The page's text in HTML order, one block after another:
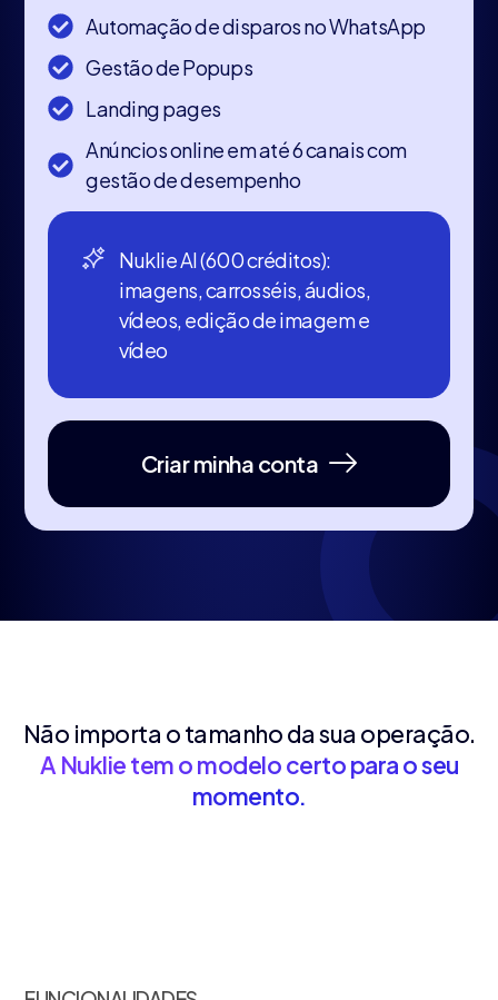
Automação de disparos no WhatsApp
Gestão de Popups
Landing pages
Anúncios online em até 6 canais com
gestão de desempenho
Nuklie AI (600 créditos):
imagens, carrosséis, áudios,
vídeos, edição de imagem e
vídeo
Criar minha conta
Não importa o tamanho da sua operação.
A Nuklie tem o modelo certo para o seu
momento.